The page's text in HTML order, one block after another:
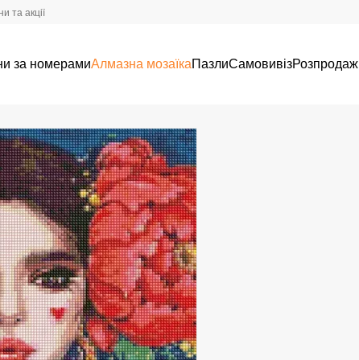
та акції
за номерамиАлмазна мозаїкаПазлиСамовивізРозпродаж